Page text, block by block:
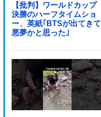
【批判】ワールドカップ
決勝のハーフタイムショ
ー、英紙｢BTSが出てきて
悪夢かと思った｣